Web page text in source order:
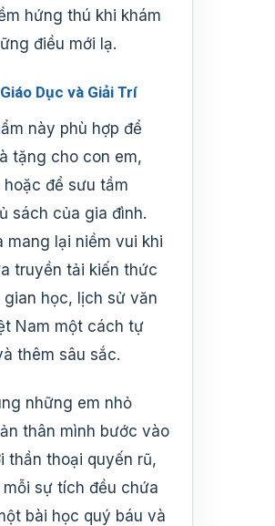
hứng thú khi khám
điều mới lạ.
Dục và Giải Trí
này phù hợp để
tặng cho con em,
hoặc để sưu tầm
sách của gia đình.
mang lại niềm vui khi
truyền tải kiến thức
gian học, lịch sử văn
Nam một cách tự
thêm sâu sắc.
những em nhỏ
thân mình bước vào
thần thoại quyến rũ,
mỗi sự tích đều chứa
bài học quý báu và